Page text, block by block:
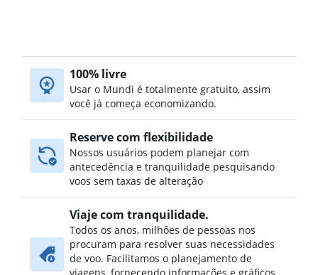
100% livre
Usar o Mundi é totalmente gratuito, assim
você já começa economizando.
Reserve com flexibilidade
Nossos usuários podem planejar com
antecedência e tranquilidade pesquisando
voos sem taxas de alteração
Viaje com tranquilidade.
Todos os anos, milhões de pessoas nos
procuram para resolver suas necessidades
de voo. Facilitamos o planejamento de